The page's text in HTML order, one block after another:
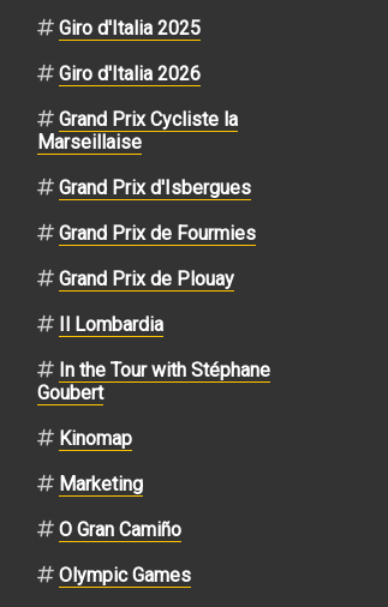
Giro d'Italia 2025
Giro d'Italia 2026
Grand Prix Cycliste la
Marseillaise
Grand Prix d'Isbergues
Grand Prix de Fourmies
Grand Prix de Plouay
Il Lombardia
In the Tour with Stéphane
Goubert
Kinomap
Marketing
O Gran Camiño
Olympic Games